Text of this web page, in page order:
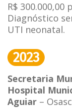
R$
Diagnóstico
UTI neonatal.
2023
Secretaria
Hospital
Aguiar –